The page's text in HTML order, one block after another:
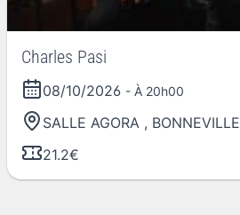
Charles Pasi
08/10/2026 - À 20h00
SALLE AGORA , BONNEVILLE
21.2€